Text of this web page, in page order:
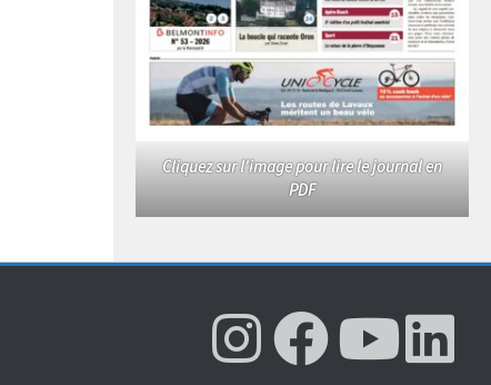
Cliquez sur l'image pour lire le journal en
PDF